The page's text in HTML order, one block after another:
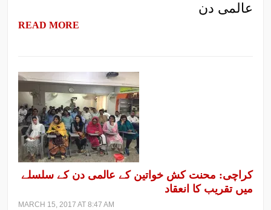
عالمی دن
READ MORE
کراچی: محنت کش خواتین کے عالمی دن کے سلسلے
میں تقریب کا انعقاد
MARCH 15, 2017 AT 8:47 AM